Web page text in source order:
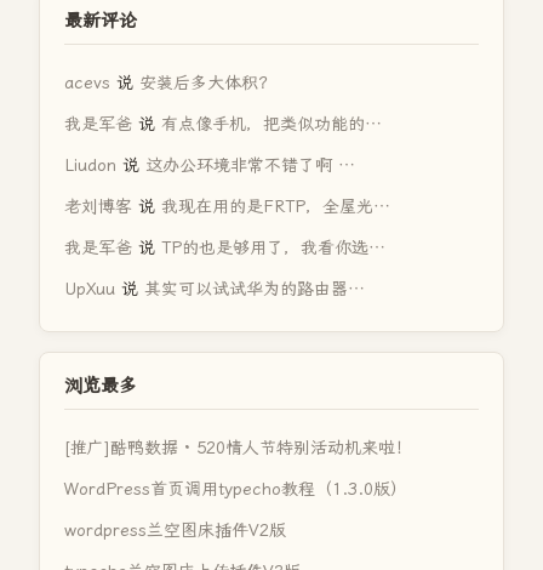
最新评论
acevs 说 安装后多大体积？
我是军爸 说 有点像手机，把类似功能的…
Liudon 说 这办公环境非常不错了啊 …
老刘博客 说 我现在用的是FRTP，全屋光…
我是军爸 说 TP的也是够用了，我看你选…
UpXuu 说 其实可以试试华为的路由器…
浏览最多
[推广]酷鸭数据 · 520情人节特别活动机来啦！
WordPress首页调用typecho教程（1.3.0版）
wordpress兰空图床插件V2版